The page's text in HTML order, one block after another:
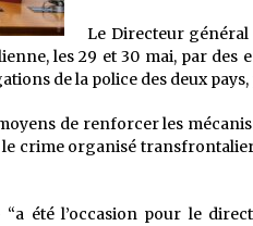
Le Directeur général
les 29 et 30 mai, par des
de la police des deux
de renforcer les
crime organisé
été l’occasion pour le